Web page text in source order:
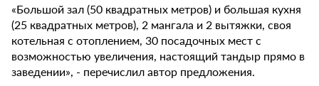
«Большой зал (50 квадратных метров) и большая кухня
(25 квадратных метров), 2 мангала и 2 вытяжки, своя
котельная с отоплением, 30 посадочных мест с
возможностью увеличения, настоящий тандыр прямо в
заведении», - перечислил автор предложения.